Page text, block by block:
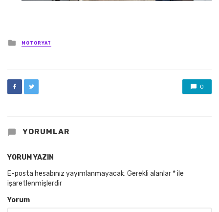
Posted
in
MOTORYAT
0
YORUMLAR
YORUM YAZIN
E-posta hesabınız yayımlanmayacak. Gerekli alanlar *ile
işaretlenmişlerdir
Yorum